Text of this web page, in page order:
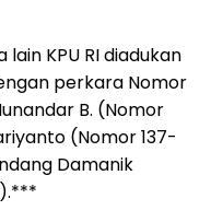
KPU RI diadukan
perkara Nomor
B. (Nomor
(Nomor 137-
Damanik